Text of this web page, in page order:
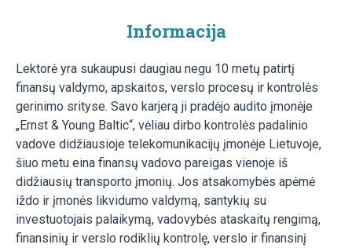
Informacija
Lektorė yra sukaupusi daugiau negu 10 metų patirtį
finansų valdymo, apskaitos, verslo procesų ir kontrolės
gerinimo srityse. Savo karjerą ji pradėjo audito įmonėje
„Ernst & Young Baltic“, vėliau dirbo kontrolės padalinio
vadove didžiausioje telekomunikacijų įmonėje Lietuvoje,
šiuo metu eina finansų vadovo pareigas vienoje iš
didžiausių transporto įmonių. Jos atsakomybės apėmė
iždo ir įmonės likvidumo valdymą, santykių su
investuotojais palaikymą, vadovybės ataskaitų rengimą,
finansinių ir verslo rodiklių kontrolę, verslo ir finansinį